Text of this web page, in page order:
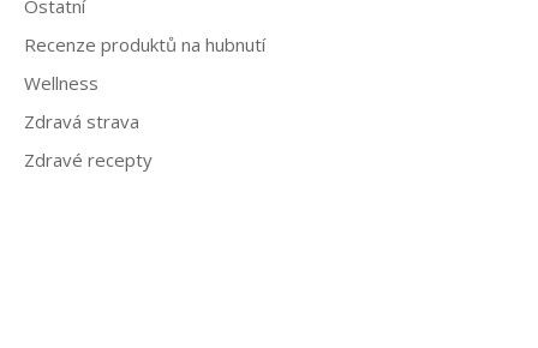
Ostatní
Recenze produktů na hubnutí
Wellness
Zdravá strava
Zdravé recepty